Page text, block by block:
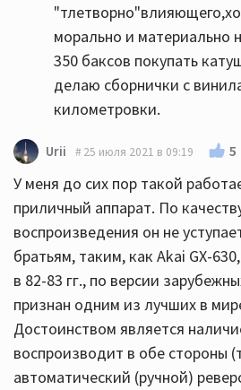
морально и материально
350 баксов покупать
делаю сборнички с
километровки.
Urii 25 июля 2021 в 09:19 5
У меня до сих пор такой
приличный аппарат. По
воспроизведения он не
братьям, таким, как Akai GX-
в 82-83 гг., по версии
признан одним из лучших в
Достоинством является
воспроизводит в обе стороны
автоматический (ручной)